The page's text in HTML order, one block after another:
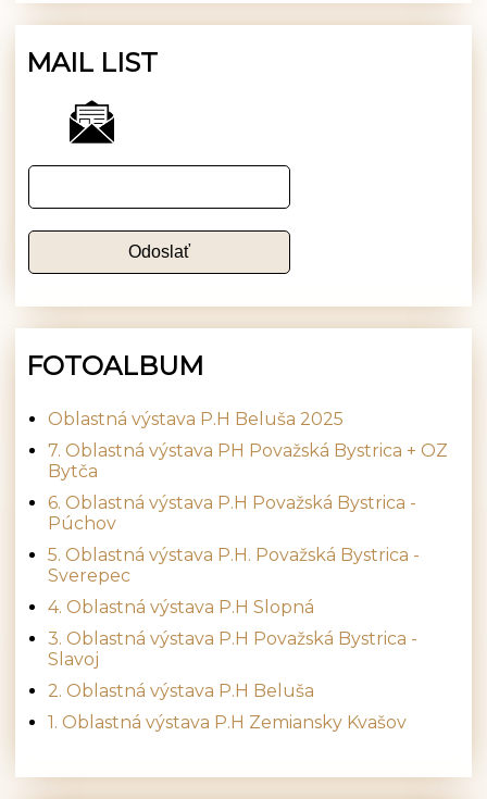
MAIL LIST
FOTOALBUM
Oblastná výstava P.H Beluša 2025
7. Oblastná výstava PH Považská Bystrica + OZ
Bytča
6. Oblastná výstava P.H Považská Bystrica -
Púchov
5. Oblastná výstava P.H. Považská Bystrica -
Sverepec
4. Oblastná výstava P.H Slopná
3. Oblastná výstava P.H Považská Bystrica -
Slavoj
2. Oblastná výstava P.H Beluša
1. Oblastná výstava P.H Zemiansky Kvašov